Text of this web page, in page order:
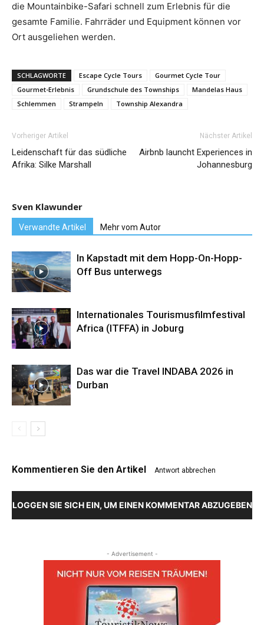
die Mountainbike-Safari schnell zum Erlebnis für die
gesamte Familie. Fahrräder und Equipment können vor
Ort ausgeliehen werden.
SCHLAGWORTE Escape Cycle Tours
Gourmet Cycle Tour
Gourmet-Erlebnis
Grundschule des Townships
Mandelas Haus
Schlemmen
Strampeln Township Alexandra
Vorheriger Artikel
Leidenschaft für das südliche
Afrika: Silke Marshall
Nächster Artikel
Airbnb launcht Experiences in
Johannesburg
Sven Klawunder
Verwandte Artikel Mehr vom Autor
In Kapstadt mit dem Hopp-On-Hopp-
Off Bus unterwegs
Internationales Tourismusfilmfestival
Africa (ITFFA) in Joburg
Das war die Travel INDABA 2026 in
Durban
Kommentieren Sie den Artikel Antwort abbrechen
LOGGEN SIE SICH EIN, UM EINEN KOMMENTAR ABZUGEBEN
- Advertisement -